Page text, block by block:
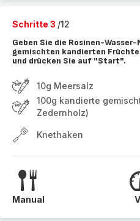
Schritte 3 /12
Geben Sie die Rosinen-
gemischten kandierten Früchte
und drücken Sie auf "Start".
10g Meersalz
100g kandierte
Zedernholz)
Knethaken
Manual